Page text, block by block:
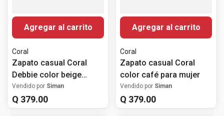
Agregar al carrito
Coral
Zapato casual Coral
Debbie color beige
(glitter) para mujer
Vendido por Siman
Q 379.00
Agregar al carrito
Coral
Zapato casual Coral
color café para mujer
Vendido por Siman
Q 379.00